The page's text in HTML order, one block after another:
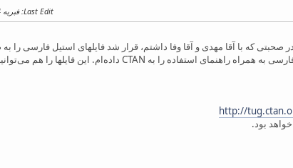
Last Edit: فبریه 04, 2010, 09:18:03 قبل از ظهر by محمود امین‌طوسی
http://
بود.